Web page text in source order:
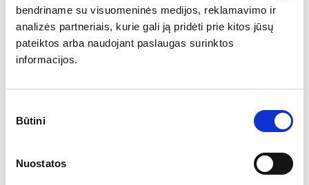
bendriname su visuomeninės medijos, reklamavimo ir
analizės partneriais, kurie gali ją pridėti prie kitos jūsų
pateiktos arba naudojant paslaugas surinktos
informacijos.
pasirinkimas
Būtini
Nuostatos
tobulintinas puses, bet tuo pačiu svarbu paminėti ir
savybes ar įgūdžius, kurie kompensuoja tą trūkumą.
Taip pat galima paminėti ir įgūdžius įgytus ne darbo
aplinkoje, bet ir papildomoje veikloje, mokymuose ar
Lūkesčių etapas – metas klausimams
Pokalbio pabaigoje būtinai turėsite aptarti tai, ko
kompanija iš jūsų tikisi bei ką siūlo mainais už atliktą